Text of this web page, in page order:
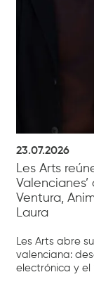
23.07.2026
Les Arts
Valencianes’
Ventura,
Laura
Les Arts abre
valenciana:
electrónica y el